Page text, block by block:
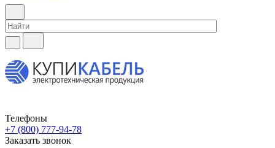
Телефоны
+7 (800) 777-94-78
Заказать звонок